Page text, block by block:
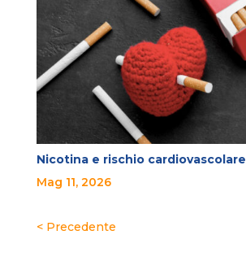
Nicotina e rischio cardiovascolare
Mag 11, 2026